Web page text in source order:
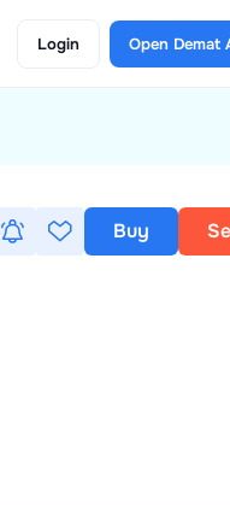
Login Open Demat
Buy